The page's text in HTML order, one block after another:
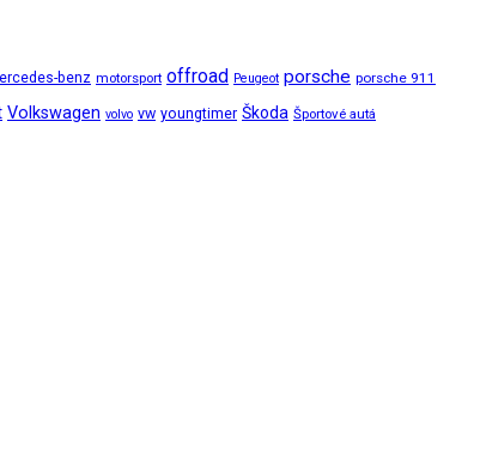
benz motorsport offroad Peugeot porsche porsche 911
Volkswagen volvo vw youngtimer Škoda Športové autá